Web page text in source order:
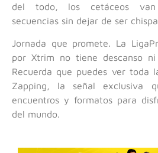
del todo, los cetáceos van
secuencias sin dejar de ser
Jornada que promete. La
por Xtrim no tiene descanso ni
Recuerda que puedes ver toda
Zapping, la señal exclusiva
encuentros y formatos para
del mundo.